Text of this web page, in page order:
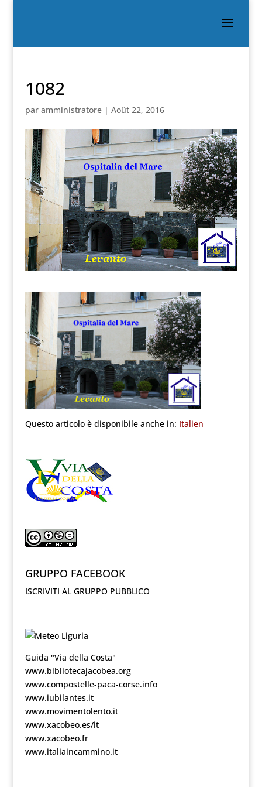
1082
par amministratore| Août 22, 2016
Questo articolo è disponibile anche in: Italien
GRUPPO FACEBOOK
ISCRIVITI AL GRUPPO PUBBLICO
Guida "Via della Costa"
www.bibliotecajacobea.org
www.compostelle-paca-corse.info
www.iubilantes.it
www.movimentolento.it
www.xacobeo.es/it
www.xacobeo.fr
www.italiaincammino.it